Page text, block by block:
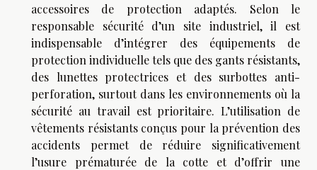
accessoires de protection adaptés. Selon le
responsable sécurité d’un site industriel, il est
indispensable d’intégrer des équipements de
protection individuelle tels que des gants résistants,
des lunettes protectrices et des surbottes anti-
perforation, surtout dans les environnements où la
sécurité au travail est prioritaire. L’utilisation de
vêtements résistants conçus pour la prévention des
accidents permet de réduire significativement
l’usure prématurée de la cotte et d’offrir une